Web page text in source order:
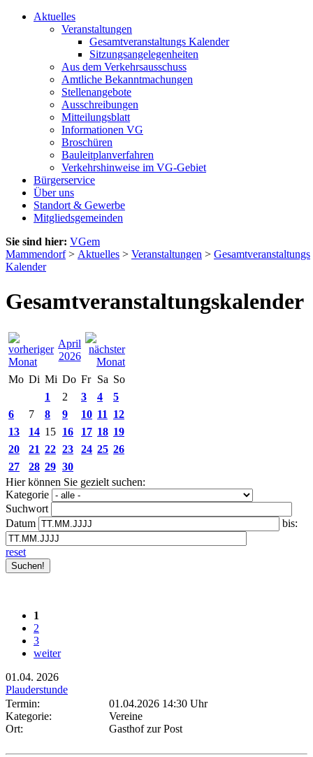
Aktuelles
Veranstaltungen
Gesamtveranstaltungs Kalender
Sitzungsangelegenheiten
Aus dem Verkehrsausschuss
Amtliche Bekanntmachungen
Stellenangebote
Ausschreibungen
Mitteilungsblatt
Informationen VG
Broschüren
Bauleitplanverfahren
Verkehrshinweise im VG-Gebiet
Bürgerservice
Über uns
Standort & Gewerbe
Mitgliedsgemeinden
Sie sind hier: VGem
Mammendorf> Aktuelles > Veranstaltungen > Gesamtveranstaltungs
Kalender
Gesamtveranstaltungskalender
April
2026
Mo Di Mi Do Fr Sa So
1
2 3 4
5
6
7 8 9 10 11
12
13
14 15 16 17 18 19
20
21 22 23 24 25 26
27
28 29 30
Hier können Sie gezielt suchen:
Kategorie
Suchwort
Datum
bis:
reset
1
2
3
weiter
01.04. 2026
Plauderstunde
Termin:
01.04.2026 14:30 Uhr
Kategorie:
Vereine
Ort:
Gasthof zur Post